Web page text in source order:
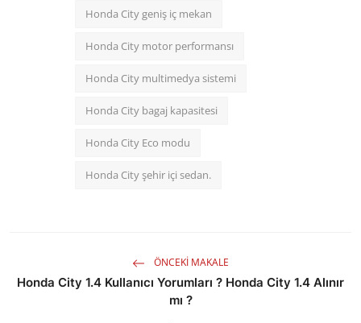
Honda City geniş iç mekan
Honda City motor performansı
Honda City multimedya sistemi
Honda City bagaj kapasitesi
Honda City Eco modu
Honda City şehir içi sedan.
ÖNCEKI MAKALE
Honda City 1.4 Kullanıcı Yorumları ? Honda City 1.4 Alınır
mı ?